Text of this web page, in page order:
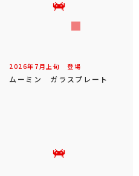
2026年 7 月 上旬 登場
ムーミン ガラスプレート